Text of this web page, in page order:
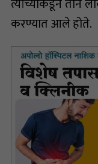
त्यांच्याकडून तीन
करण्यात आले होते.